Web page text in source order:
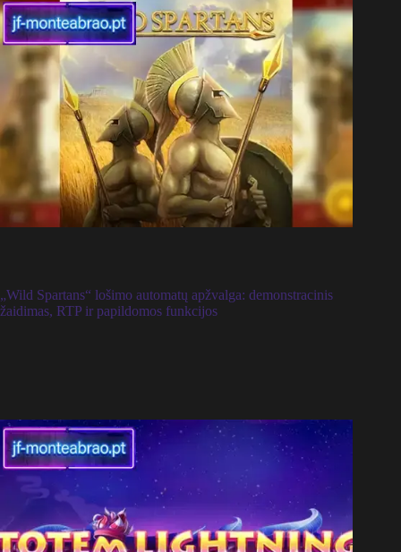
„Wild Spartans“ lošimo automatų apžvalga: demonstracinis
žaidimas, RTP ir papildomos funkcijos